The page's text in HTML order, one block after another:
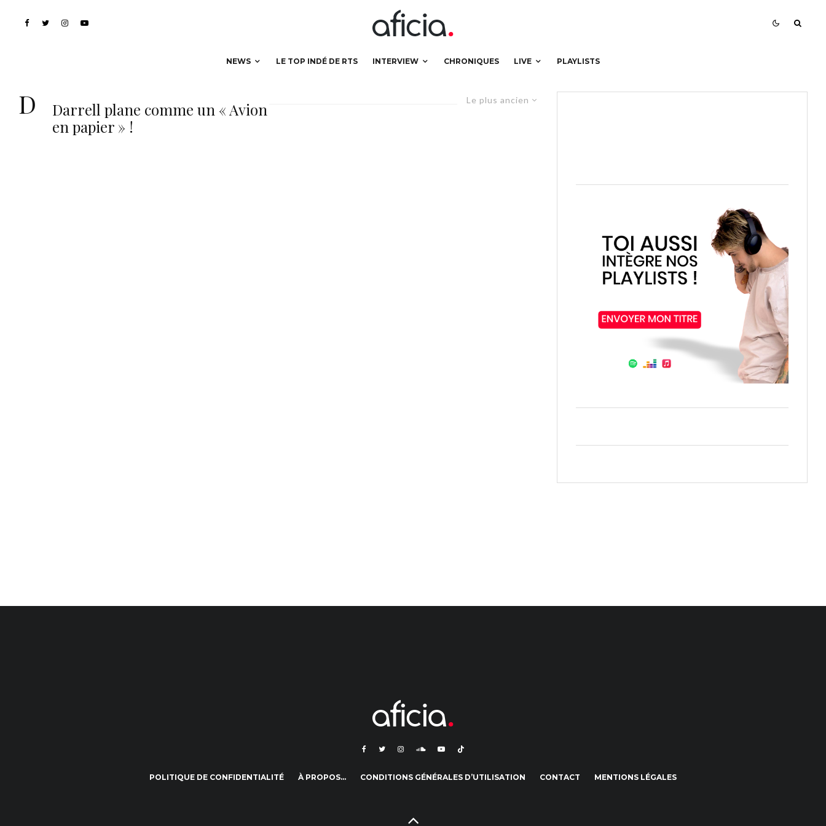
NEWS LE TOP INDÉ DE RTS INTERVIEW CHRONIQUES LIVE PLAYLISTS
Le plus ancien
Darrell
Darrell plane comme un « Avion
en papier » !
POLITIQUE DE CONFIDENTIALITÉ À PROPOS… CONDITIONS GÉNÉRALES D’UTILISATION CONTACT MENTIONS LÉGALES